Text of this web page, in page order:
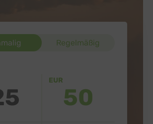
Regelmäßig
50
EUR